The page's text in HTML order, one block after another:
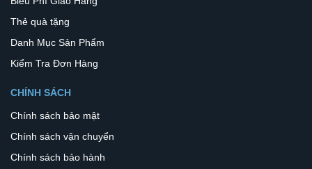
Thẻ quà tặng
Danh Mục Sản Phẩm
Kiểm Tra Đơn Hàng
CHÍNH SÁCH
Chính sách bảo mật
Chính sách vận chuyển
Chính sách bảo hành